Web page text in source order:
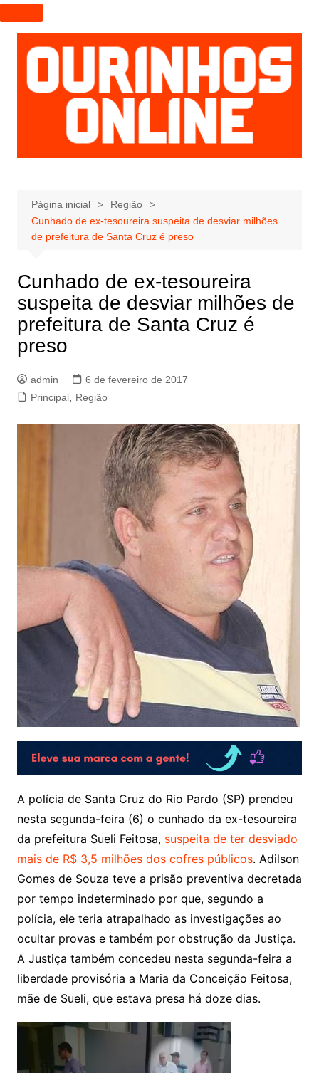
I
r
p
a
r
a
e
ú
d
Página inicial
Região
Cunhado de ex-tesoureira suspeita de desviar milhões
de prefeitura de Santa Cruz é preso
Cunhado de ex-tesoureira
suspeita de desviar milhões de
prefeitura de Santa Cruz é
preso
admin
6 de fevereiro de 2017
Principal, Região
A polícia de Santa Cruz do Rio Pardo (SP) prendeu
nesta segunda-feira (6) o cunhado da ex-tesoureira
da prefeitura Sueli Feitosa, suspeita de ter desviado
mais de R$ 3,5 milhões dos cofres públicos. Adilson
Gomes de Souza teve a prisão preventiva decretada
por tempo indeterminado por que, segundo a
polícia, ele teria atrapalhado as investigações ao
ocultar provas e também por obstrução da Justiça.
A Justiça também concedeu nesta segunda-feira a
liberdade provisória a Maria da Conceição Feitosa,
mãe de Sueli, que estava presa há doze dias.